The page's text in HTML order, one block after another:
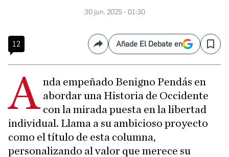
30 jun. 2025 - 01:30
12 CompartirAñade El Debate en Save
A nda empeñado Benigno Pendás en
abordar una Historia de Occidente
con la mirada puesta en la libertad
individual. Llama a su ambicioso proyecto
como el título de esta columna,
personalizando al valor que merece su